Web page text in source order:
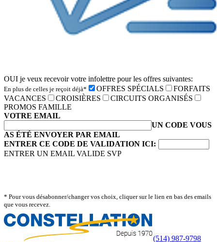
OUI je veux recevoir votre infolettre pour les offres suivantes:
En plus de celles je reçoit déjà* OFFRES SPÉCIALS
FORFAITS
VACANCES
CROISIÈRES
CIRCUITS ORGANISÉS
PROMOS FAMILLE
VOTRE EMAIL
UN CODE VOUS
AS ÉTÉ ENVOYER PAR EMAIL
ENTRER CE CODE DE VALIDATION ICI:
ENTRER UN EMAIL VALIDE SVP
* Pour vous désabonner/changer vos choix, cliquer sur le lien en bas des emails
que vous recevez.
(514) 987-9798